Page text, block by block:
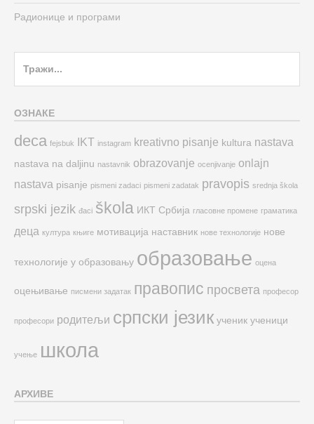
Радионице и програми
ОЗНАКЕ
deca fejsbuk IKT instagram kreativno pisanje kultura nastava
nastava na daljinu nastavnik obrazovanje ocenjivanje onlajn
nastava pisanje pismeni zadaci pismeni zadatak pravopis srednja škola
srpski jezik đaci škola ИКТ Србија гласовне промене граматика
деца култура књиге мотивација наставник нове технологије нове
технологије у образовању образовање оцена
оцењивање писмени задатак правопис просвета професор
професори родитељи српски језик ученик ученици
учење школа
АРХИВЕ
Архиве